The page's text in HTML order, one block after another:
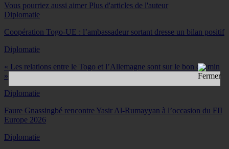
Vous pourriez aussi aimer Plus d'articles de l'auteur
Diplomatie
Coopération Togo-UE : l’ambassadeur sortant dresse un bilan positif
Diplomatie
« Les relations entre le Togo et l’Allemagne sont sur le bon chemin
», Dr Claudius…
Diplomatie
Faure Gnassingbé rencontre Yasir Al-Rumayyan à l’occasion du FII
Europe 2026
Diplomatie